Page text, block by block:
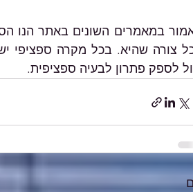
לספק פתרון לבעיה ספציפית.